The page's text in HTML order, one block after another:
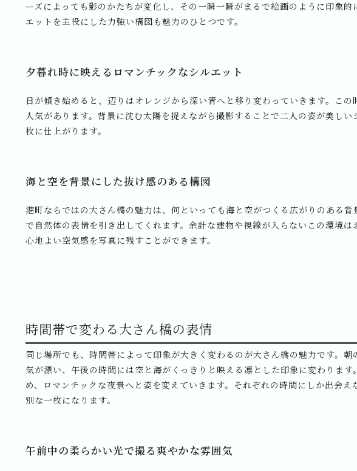
ーズによっても影のかたちが変化し、その一瞬一瞬がまるで絵画のように印象
エットを主役にした力強い構図も魅力のひとつです。
夕暮れ時に映えるロマンチックなシルエット
日が傾き始めると、辺りはオレンジから深い青へと移り変わっていきます。こ
人気があります。背景に沈む太陽を捉えながら撮影することで二人の姿が美し
枚に仕上がります。
海と空を背景にした抜け感のある構図
港町ならではの大さん橋の魅力は、何といっても海と空がつくる広がりのある
で自然体の表情を引き出してくれます。余計な建物や視線が入らないこの環境
心地よい空気感を写真に残すことができます。
時間帯で変わる大さん橋の表情
同じ場所でも、時間帯によって印象が大きく変わるのが大さん橋の魅力です。
気が漂い、午後の時間には空と海がくっきりと映える凛とした印象に変わりま
め、ロマンチックな夜景へと姿を変えていきます。それぞれの時間にしか出会
別な一枚になります。
午前中の柔らかい光で撮る爽やかな雰囲気